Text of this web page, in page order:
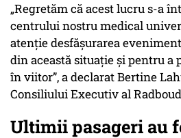
„Regretăm că acest lucru s-a
centrului nostru medical
atenție desfășurarea
din această situație și pentru a
în viitor”, a declarat Bertine
Consiliului Executiv al
Ultimii pasageri au